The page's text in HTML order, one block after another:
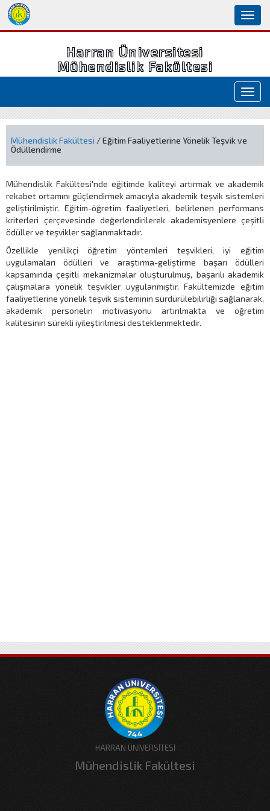
Harran Üniversitesi
Mühendislik Fakültesi
Mühendislik Fakültesi / Eğitim Faaliyetlerine Yönelik Teşvik ve
Ödüllendirme
Mühendislik Fakültesi'nde eğitimde kaliteyi artırmak ve akademik
rekabet ortamını güçlendirmek amacıyla akademik teşvik sistemleri
geliştirilmiştir. Eğitim-öğretim faaliyetleri, belirlenen performans
kriterleri çerçevesinde değerlendirilerek akademisyenlere çeşitli
ödüller ve teşvikler sağlanmaktadır.
Özellikle yenilikçi öğretim yöntemleri teşvikleri, iyi eğitim
uygulamaları ödülleri ve araştırma-geliştirme başarı ödülleri
kapsamında çeşitli mekanizmalar oluşturulmuş, başarılı akademik
çalışmalara yönelik teşvikler uygulanmıştır. Fakültemizde eğitim
faaliyetlerine yönelik teşvik sisteminin sürdürülebilirliği sağlanarak,
akademik personelin motivasyonu artırılmakta ve öğretim
kalitesinin sürekli iyileştirilmesi desteklenmektedir.
HARRAN ÜNİVERSİTESİ
Mühendislik Fakültesi